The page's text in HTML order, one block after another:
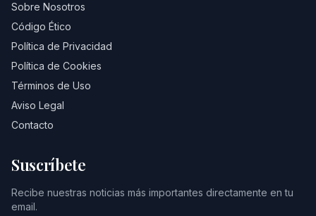
Sobre Nosotros
Código Ético
Política de Privacidad
Política de Cookies
Términos de Uso
Aviso Legal
Contacto
Suscríbete
Recibe nuestras noticias más importantes directamente en tu
email.